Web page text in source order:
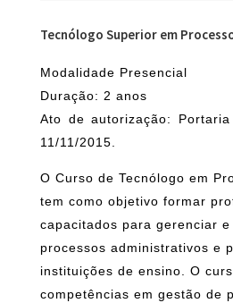
Tecnólogo Superior em
Modalidade Presencial
Duração: 2 anos
Ato de autorização:
11/11/2015.
O Curso de Tecnólogo em
tem como objetivo formar
capacitados para gerenciar
processos administrativos e
instituições de ensino. O
competências em gestão de